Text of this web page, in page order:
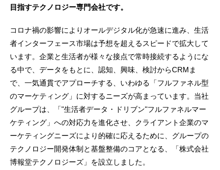
目指すテクノロジー専門会社です。
コロナ禍の影響によりオールデジタル化が急速に進み、生活
者インターフェース市場は予想を超えるスピードで拡大して
います。企業と生活者が様々な接点で常時接続するようにな
る中で、データをもとに、認知、興味、検討からCRMま
で、一気通貫でアプローチする、いわゆる「フルファネル型
のマーケティング」に対するニーズが高まっています。当社
グループは、「"生活者データ・ドリブン"フルファネルマー
ケティング」への対応力を進化させ、クライアント企業のマ
ーケティングニーズにより的確に応えるために、グループの
テクノロジー開発体制と基盤整備のコアとなる、「株式会社
博報堂テクノロジーズ」を設立しました。